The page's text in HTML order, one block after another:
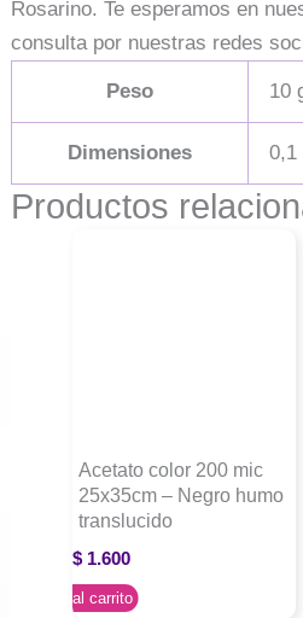
Rosarino. Te esperamos en
consulta por nuestras redes
Peso 10
Dimensiones 0,1
Productos
Acetato color 200 mic
25x35cm – Negro humo
translucido
$ 1.600
Agregar al carrito